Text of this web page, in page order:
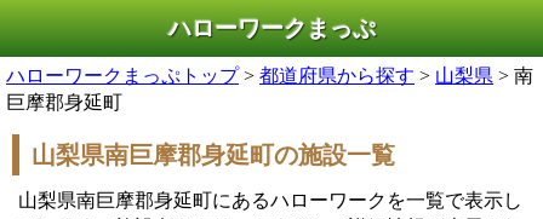
ハローワークまっぷ
ハローワークまっぷトップ> 都道府県から探す > 山梨県 > 南
巨摩郡身延町
山梨県南巨摩郡身延町の施設一覧
山梨県南巨摩郡身延町にあるハローワークを一覧で表示し